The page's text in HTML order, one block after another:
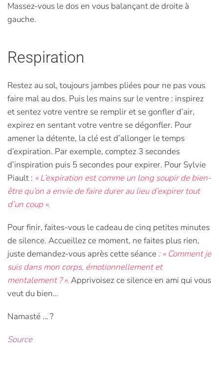
Massez-vous le dos en vous balançant de droite à
gauche.
Respiration
Restez au sol, toujours jambes pliées pour ne pas vous
faire mal au dos. Puis les mains sur le ventre : inspirez
et sentez votre ventre se remplir et se gonfler d’air,
expirez en sentant votre ventre se dégonfler. Pour
amener la détente, la clé est d’allonger le temps
d’expiration. Par exemple, comptez 3 secondes
d’inspiration puis 5 secondes pour expirer. Pour Sylvie
Piault : « L’expiration est comme un long soupir de bien-
être qu’on a envie de faire durer au lieu d’expirer tout
d’un coup ».
Pour finir, faites-vous le cadeau de cinq petites minutes
de silence. Accueillez ce moment, ne faites plus rien,
juste demandez-vous après cette séance : « Comment je
suis dans mon corps, émotionnellement et
mentalement ? ». Apprivoisez ce silence en ami qui vous
veut du bien…
Namasté … ?
Source